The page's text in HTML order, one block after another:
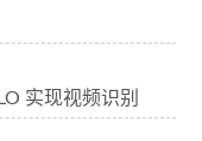
实现视频识别